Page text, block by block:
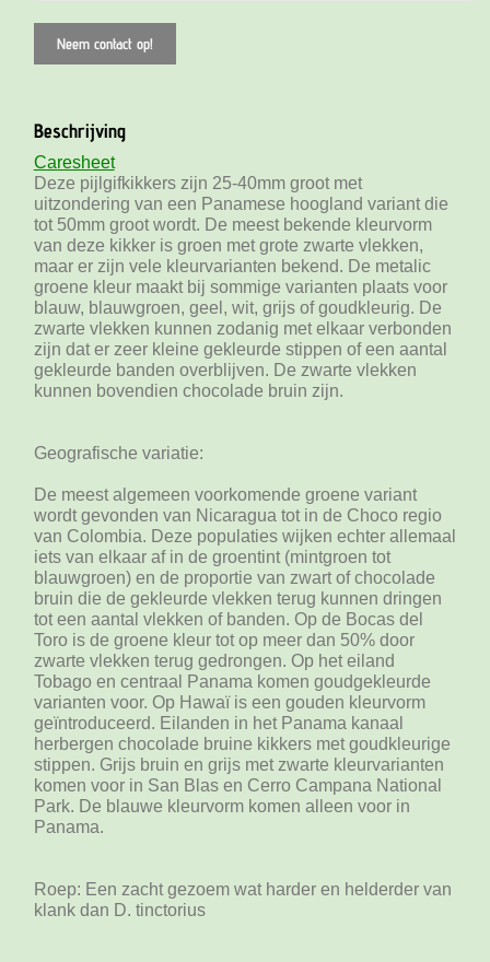
Neem contact op!
Beschrijving
Caresheet
Deze pijlgifkikkers zijn 25-40mm groot met
uitzondering van een Panamese hoogland variant die
tot 50mm groot wordt. De meest bekende kleurvorm
van deze kikker is groen met grote zwarte vlekken,
maar er zijn vele kleurvarianten bekend. De metalic
groene kleur maakt bij sommige varianten plaats voor
blauw, blauwgroen, geel, wit, grijs of goudkleurig. De
zwarte vlekken kunnen zodanig met elkaar verbonden
zijn dat er zeer kleine gekleurde stippen of een aantal
gekleurde banden overblijven. De zwarte vlekken
kunnen bovendien chocolade bruin zijn.
Geografische variatie:
De meest algemeen voorkomende groene variant
wordt gevonden van Nicaragua tot in de Choco regio
van Colombia. Deze populaties wijken echter allemaal
iets van elkaar af in de groentint (mintgroen tot
blauwgroen) en de proportie van zwart of chocolade
bruin die de gekleurde vlekken terug kunnen dringen
tot een aantal vlekken of banden. Op de Bocas del
Toro is de groene kleur tot op meer dan 50% door
zwarte vlekken terug gedrongen. Op het eiland
Tobago en centraal Panama komen goudgekleurde
varianten voor. Op Hawaï is een gouden kleurvorm
geïntroduceerd. Eilanden in het Panama kanaal
herbergen chocolade bruine kikkers met goudkleurige
stippen. Grijs bruin en grijs met zwarte kleurvarianten
komen voor in San Blas en Cerro Campana National
Park. De blauwe kleurvorm komen alleen voor in
Panama.
Roep: Een zacht gezoem wat harder en helderder van
klank dan D. tinctorius